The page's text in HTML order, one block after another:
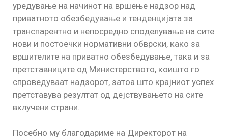
уредување на начинот на вршење надзор над
приватното обезбедување и тенденцијата за
транспарентно и непосредно споделување на сите
нови и постоечки нормативни обврски, како за
вршителите на приватно обезбедување, така и за
претставниците од Министерството, коишто го
спроведуваат надзорот, затоа што крајниот успех
претставува резултат од дејствувањето на сите
вклучени страни.
Посебно му благодариме на Директорот на